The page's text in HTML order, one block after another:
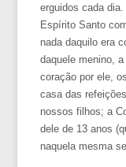
erguidos cada
Espírito Santo
nada daquilo era
daquele menino,
coração por ele,
casa das
nossos filhos; a
dele de 13 anos
naquela mesma